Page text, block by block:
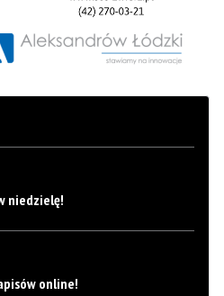
niedzielę!
online!